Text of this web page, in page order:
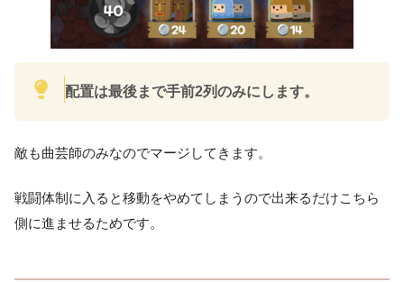
配置は最後まで手前2列のみにします。
敵も曲芸師のみなのでマージしてきます。
戦闘体制に入ると移動をやめてしまうので出来るだけこちら
側に進ませるためです。